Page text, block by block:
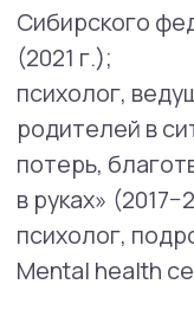
развитии
выгорание,
личностное
себя («Кто я?
я хочу
ценности?)
Тревожность и
расстройство,
дефицита
и
(пограничное